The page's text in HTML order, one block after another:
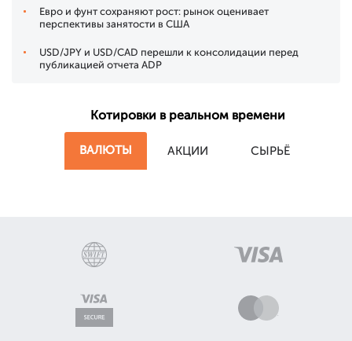
Евро и фунт сохраняют рост: рынок оценивает
перспективы занятости в США
USD/JPY и USD/CAD перешли к консолидации перед
публикацией отчета ADP
Котировки в реальном времени
ВАЛЮТЫ АКЦИИ СЫРЬЁ